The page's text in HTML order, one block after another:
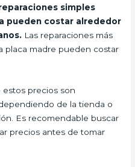
simples
pueden costar alrededor
Las reparaciones más
placa madre pueden costar
precios son
de la tienda o
Es recomendable buscar
precios antes de tomar